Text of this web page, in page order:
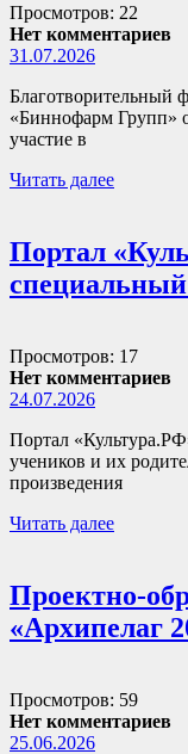
Просмотров: 22
Нет комментариев
31.07.2026
Благотворительный
«Биннофарм Групп»
участие в
Читать далее
Портал
Просмотров: 17
Нет комментариев
24.07.2026
Портал
учеников и их
произведения
Читать далее
Проектно-
«Архипелаг
Просмотров: 59
Нет комментариев
25.06.2026